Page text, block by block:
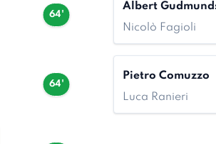
64'
Albert
Nicolò Fagioli
64'
Pietro Comuzzo
Luca Ranieri